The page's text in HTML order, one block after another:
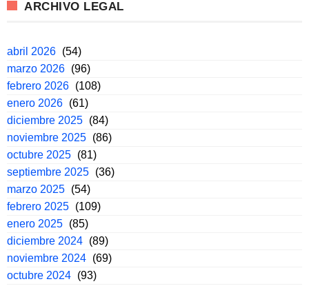
ARCHIVO LEGAL
abril 2026 (54)
marzo 2026 (96)
febrero 2026 (108)
enero 2026 (61)
diciembre 2025 (84)
noviembre 2025 (86)
octubre 2025 (81)
septiembre 2025 (36)
marzo 2025 (54)
febrero 2025 (109)
enero 2025 (85)
diciembre 2024 (89)
noviembre 2024 (69)
octubre 2024 (93)